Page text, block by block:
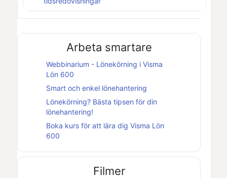
Arbeta smartare
Webbinarium - Lönekörning i Visma
Lön 600
Smart och enkel lönehantering
Lönekörning? Bästa tipsen för din
lönehantering!
Boka kurs för att lära dig Visma Lön
600
Filmer